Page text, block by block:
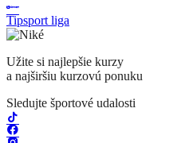
Tipsport liga
Užite si najlepšie kurzy
a najširšiu kurzovú ponuku
Sledujte športové udalosti